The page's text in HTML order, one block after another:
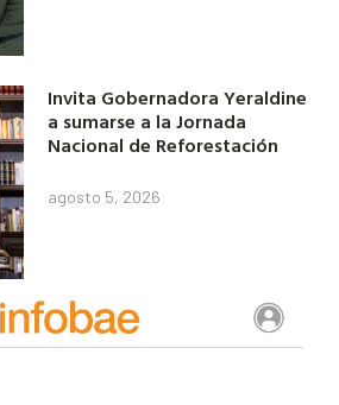
Invita Gobernadora Yeraldine
a sumarse a la Jornada
Nacional de Reforestación
agosto 5, 2026